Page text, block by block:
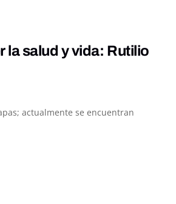
la salud y vida: Rutilio
actualmente se encuentran